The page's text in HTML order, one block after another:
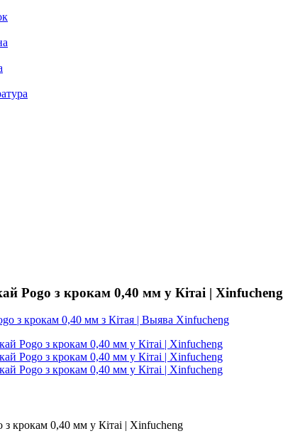
Pogo з крокам 0,40 мм у Кітаі | Xinfucheng
крокам 0,40 мм у Кітаі | Xinfucheng